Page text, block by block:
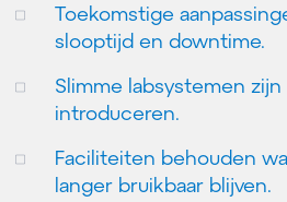
Toekomstige
slooptijd en downtime.
Slimme labsystemen
introduceren.
Faciliteiten behouden
langer bruikbaar blijven.